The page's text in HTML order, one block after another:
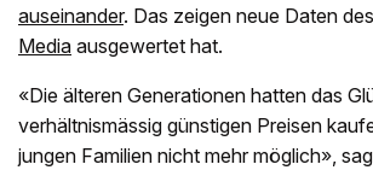
auseinander. Das zeigen neue Daten
Media ausgewertet hat.
«Die älteren Generationen hatten das
verhältnismässig günstigen Preisen
jungen Familien nicht mehr möglich»,